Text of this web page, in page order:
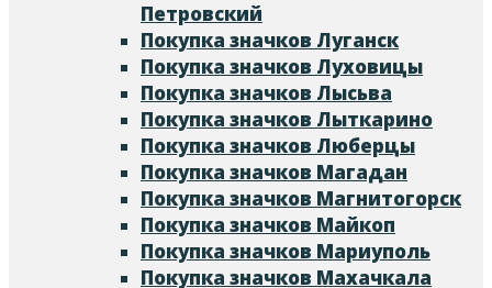
Петровский
Покупка значков Луганск
Покупка значков Луховицы
Покупка значков Лысьва
Покупка значков Лыткарино
Покупка значков Люберцы
Покупка значков Магадан
Покупка значков Магнитогорск
Покупка значков Майкоп
Покупка значков Мариуполь
Покупка значков Махачкала